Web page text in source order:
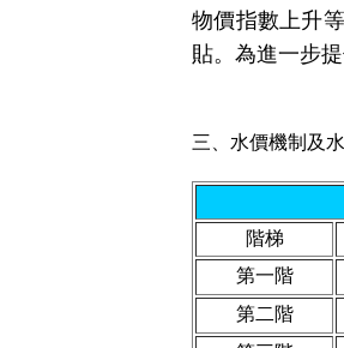
物價指數上升
貼。為進一步
三、水價機制及
階梯
第一階
第二階